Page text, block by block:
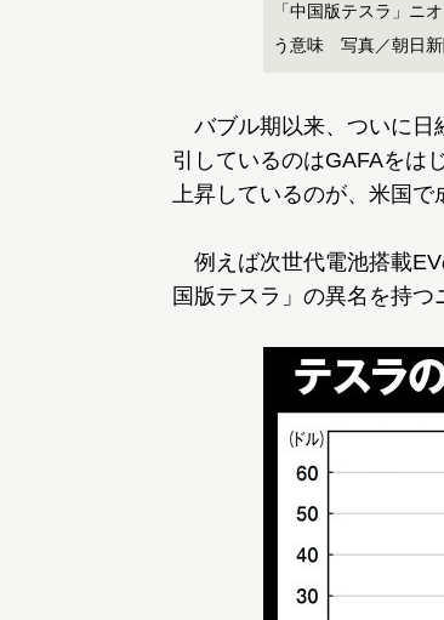
「中国版テスラ」ニ
う意味 写真／朝日新
バブル期以来、ついに日
引しているのはGAFAをは
上昇しているのが、米国で
例えば次世代電池搭載EV
国版テスラ」の異名を持つ